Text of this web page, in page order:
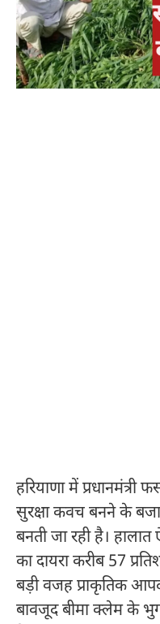
हरियाणा में प्रधानमंत्री
सुरक्षा कवच बनने के
बनती जा रही है।
का दायरा करीब 57
बड़ी वजह प्राकृतिक
बावजूद बीमा क्लेम के